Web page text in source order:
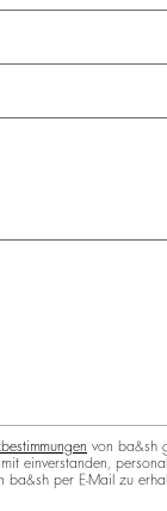
von ba&sh
einverstanden,
ba&sh per E-Mail zu